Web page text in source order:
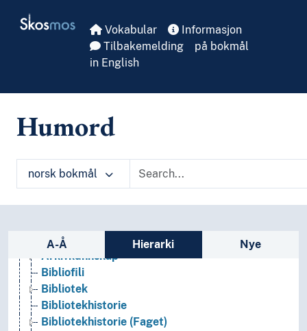
Skosmos Vokabular
Informasjon
Tilbakemelding
på bokmål
in English
Humord
norsk bokmål
Sidefelt: navigér i vokabularet
A-Å Hierarki Nye
Bibliotekvitenskap
Arkivkunnskap
Bibliofili
Bibliotek
Bibliotekhistorie
Bibliotekhistorie (Faget)